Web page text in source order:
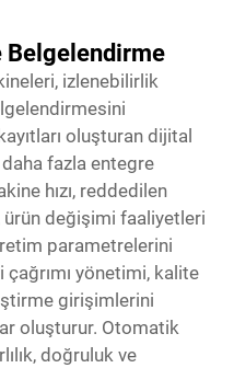
izlenebilirlik
oluşturan dijital
fazla entegre
hızı, reddedilen
ürün değişimi faaliyetleri
parametrelerini
yönetimi, kalite
girişimlerini
oluşturur. Otomatik
doğruluk ve